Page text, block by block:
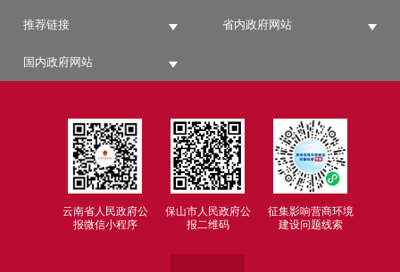
推荐链接 省内政府网站
国内政府网站
云南省人民政府公
报微信小程序
保山市人民政府公
报二维码
征集影响营商环境
建设问题线索